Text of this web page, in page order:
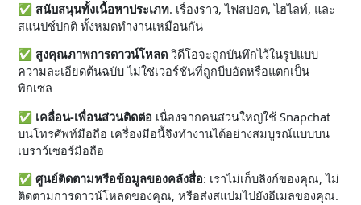
✅ สนับสนุนทั้งเนื้อหาประเภท. เรื่องราว, ไฟสปอต, ไฮไลท์, และ
สแนปช์ปกติ ทั้งหมดทำงานเหมือนกัน
✅ สูงคุณภาพการดาวน์โหลดวิดีโอจะถูกบันทึกไว้ในรูปแบบ
ความละเอียดต้นฉบับ ไม่ใช่เวอร์ชันที่ถูกบีบอัดหรือแตกเป็น
พิกเซล
✅ เคลื่อน-เพื่อนส่วนติดต่อ เนื่องจากคนส่วนใหญ่ใช้ Snapchat
บนโทรศัพท์มือถือ เครื่องมือนี้จึงทำงานได้อย่างสมบูรณ์แบบบน
เบราว์เซอร์มือถือ
✅ ศูนย์ติดตามหรือข้อมูลของคลังสื่อ: เราไม่เก็บลิงก์ของคุณ, ไม่
ติดตามการดาวน์โหลดของคุณ, หรือส่งสแปมไปยังอีเมลของคุณ.